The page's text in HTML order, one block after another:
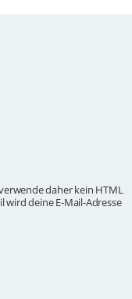
daher kein HTML
wird deine E-Mail-Adresse